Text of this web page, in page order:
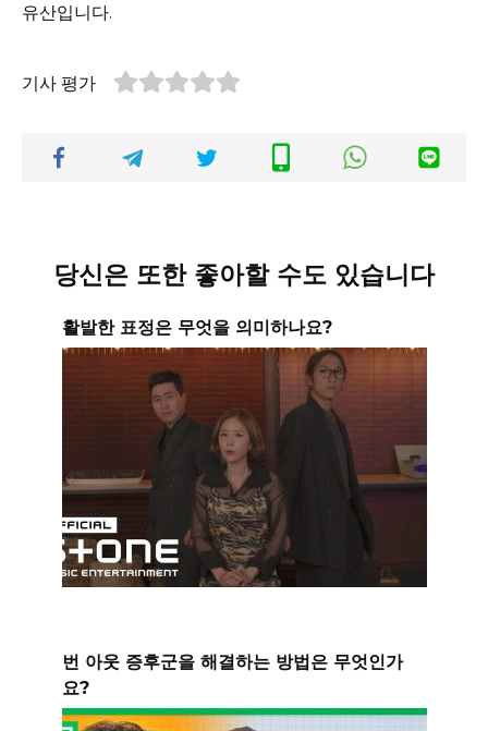
유산입니다.
기사 평가
당신은 또한 좋아할 수도 있습니다
활발한 표정은 무엇을 의미하나요?
번 아웃 증후군을 해결하는 방법은 무엇인가
요?